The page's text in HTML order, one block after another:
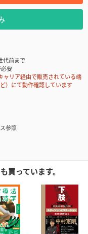
代前まで
要
リア経由で販売されている端
）にて動作確認しています
参照
買っています。